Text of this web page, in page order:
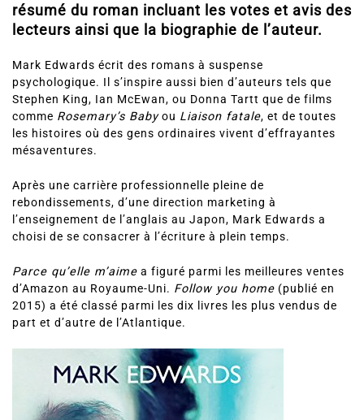
résumé du roman incluant les votes et avis des
lecteurs ainsi que la biographie de l’auteur.
Mark Edwards écrit des romans à suspense
psychologique. Il s’inspire aussi bien d’auteurs tels que
Stephen King, Ian McEwan, ou Donna Tartt que de films
comme Rosemary’s Babyou Liaison fatale, et de toutes
les histoires où des gens ordinaires vivent d’effrayantes
mésaventures.
Après une carrière professionnelle pleine de
rebondissements, d’une direction marketing à
l’enseignement de l’anglais au Japon, Mark Edwards a
choisi de se consacrer à l’écriture à plein temps.
Parce qu’elle m’aime a figuré parmi les meilleures ventes
d’Amazon au Royaume-Uni. Follow you home (publié en
2015) a été classé parmi les dix livres les plus vendus de
part et d’autre de l’Atlantique.